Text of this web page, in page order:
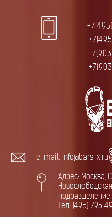
e-mail: info@bars-x.ru
Адрес: Москва,
подразделение:
Тел. (495) 795